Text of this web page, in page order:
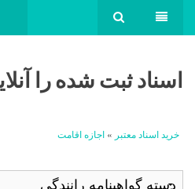
اسناد ثبت شده را
خرید اسناد معتبر » اجازه اقامت